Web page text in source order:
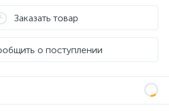
Заказать товар
о поступлении